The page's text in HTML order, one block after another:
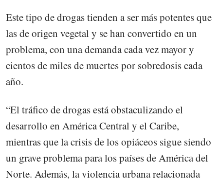
Este tipo de drogas tienden a ser más potentes que
las de origen vegetal y se han convertido en un
problema, con una demanda cada vez mayor y
cientos de miles de muertes por sobredosis cada
año.
“El tráfico de drogas está obstaculizando el
desarrollo en América Central y el Caribe,
mientras que la crisis de los opiáceos sigue siendo
un grave problema para los países de América del
Norte. Además, la violencia urbana relacionada